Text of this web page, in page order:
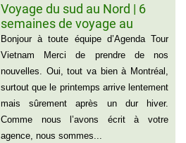
Voyage du sud au Nord | 6
semaines de voyage au
Vietnam – Madame
Marguerite Côté et Monsieur
Gérald Lafleur – 001 514-355-
9066
Bonjour à toute équipe d’Agenda Tour
Vietnam Merci de prendre de nos
nouvelles. Oui, tout va bien à Montréal,
surtout que le printemps arrive lentement
mais sûrement après un dur hiver.
Comme nous l’avons écrit à votre
agence, nous sommes...